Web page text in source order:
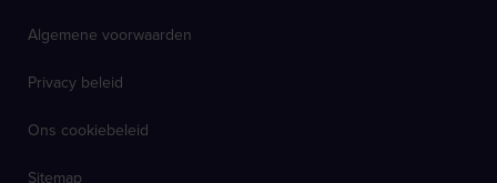
Algemene voorwaarden
Privacy beleid
Ons cookiebeleid
Sitemap